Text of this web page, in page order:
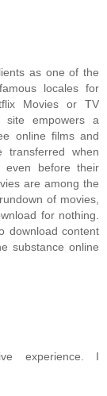
as one of the
locales for
Movies or TV
site empowers a
online films and
transferred when
before their
are among the
of movies,
for nothing.
download content
substance online
experience. I